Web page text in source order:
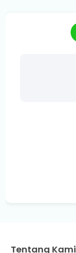
Tentang Kami